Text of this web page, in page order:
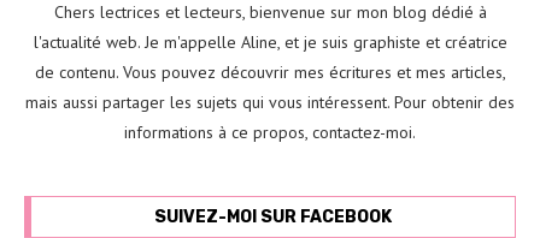
Chers lectrices et lecteurs, bienvenue sur mon blog dédié à
l'actualité web. Je m'appelle Aline, et je suis graphiste et créatrice
de contenu. Vous pouvez découvrir mes écritures et mes articles,
mais aussi partager les sujets qui vous intéressent. Pour obtenir des
informations à ce propos, contactez-moi.
SUIVEZ-MOI SUR FACEBOOK